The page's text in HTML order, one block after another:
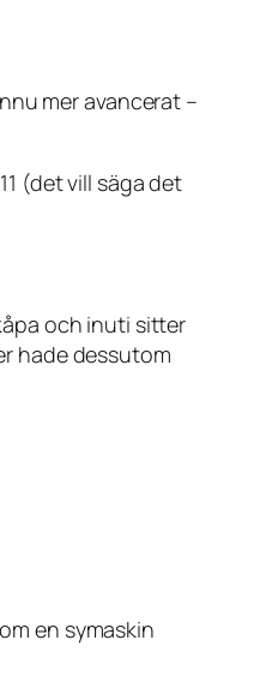
mer avancerat –
(det vill säga det
och inuti sitter
hade dessutom
en symaskin